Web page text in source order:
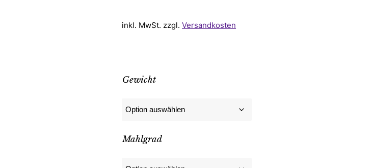
inkl. MwSt. zzgl.Versandkosten
Gewicht
Mahlgrad